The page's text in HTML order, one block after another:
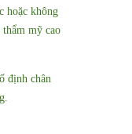
hoặc không
thẩm mỹ cao
định chân